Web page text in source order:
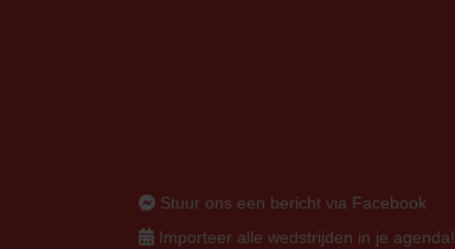
Stuur ons een bericht via Facebook
Importeer alle wedstrijden in je agenda!